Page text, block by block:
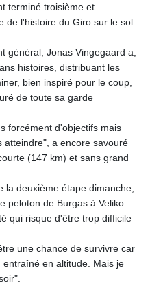
terminé troisième et
de l'histoire du Giro sur le sol
général, Jonas Vingegaard a,
histoires, distribuant les
bien inspiré pour le coup,
de toute sa garde
forcément d'objectifs mais
atteindre", a encore savouré
(147 km) et sans grand
la deuxième étape dimanche,
peloton de Burgas à Veliko
qui risque d'être trop difficile
une chance de survivre car
en altitude. Mais je